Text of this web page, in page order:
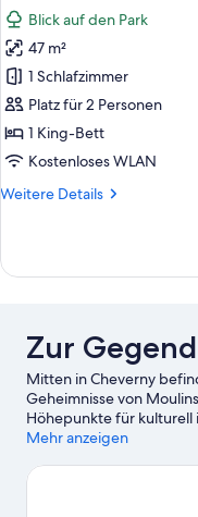
für
Signature-
Suite,
1 King-
Bett,
Whirlpool
Blick auf den Park
47 m²
1 Schlafzimmer
Platz für 2 Personen
1 King-Bett
Kostenloses WLAN
Weitere Details
Weitere
Suite,
Zur Gegend
Mitten in Cheverny
Geheimnisse von
Höhepunkte für kulturell
den bekanntesten
Attraktion nicht
Mehr anzeigen